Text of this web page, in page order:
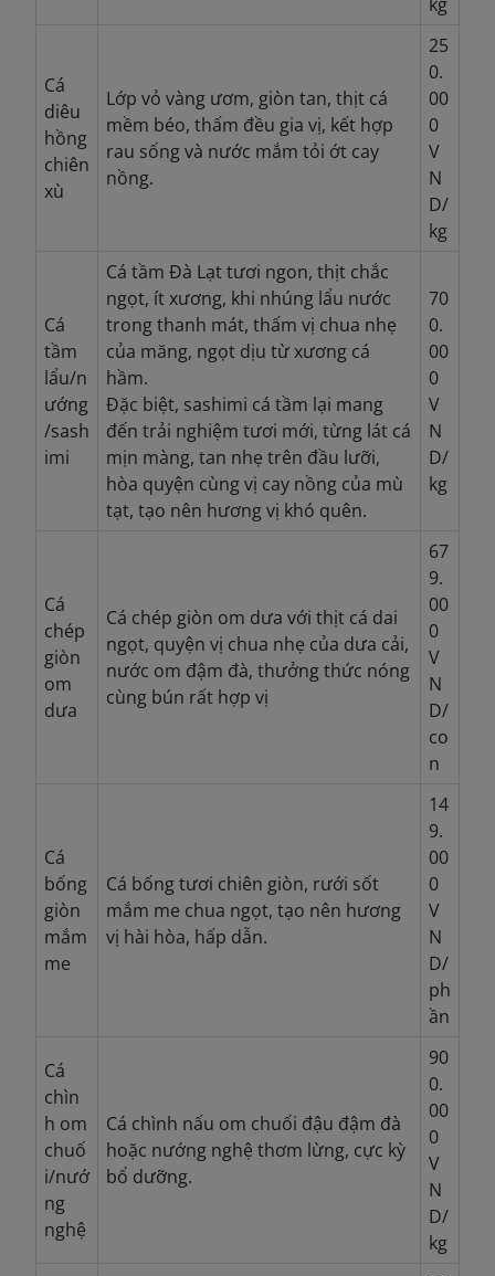
Cá
diêu
hồng
chiên
xù
Lớp vỏ vàng ươm, giòn tan, thịt cá
mềm béo, thấm đều gia vị, kết hợp
rau sống và nước mắm tỏi ớt cay
nồng.
25
0.
00
0
V
N
D/
kg
Cá
tầm
lẩu/n
ướng
/sash
imi
Cá tầm Đà Lạt tươi ngon, thịt chắc
ngọt, ít xương, khi nhúng lẩu nước
trong thanh mát, thấm vị chua nhẹ
của măng, ngọt dịu từ xương cá
hầm.
Đặc biệt, sashimi cá tầm lại mang
đến trải nghiệm tươi mới, từng lát cá
mịn màng, tan nhẹ trên đầu lưỡi,
hòa quyện cùng vị cay nồng của mù
tạt, tạo nên hương vị khó quên.
70
0.
00
0
V
N
D/
kg
Cá
chép
giòn
om
dưa
Cá chép giòn om dưa với thịt cá dai
ngọt, quyện vị chua nhẹ của dưa cải,
nước om đậm đà, thưởng thức nóng
cùng bún rất hợp vị
67
9.
00
0
V
N
D/
co
n
Cá
bống
giòn
mắm
me
Cá bống tươi chiên giòn, rưới sốt
mắm me chua ngọt, tạo nên hương
vị hài hòa, hấp dẫn.
14
9.
00
0
V
N
D/
ph
ần
Cá
chìn
h om
chuố
i/nướ
ng
nghệ
Cá chình nấu om chuối đậu đậm đà
hoặc nướng nghệ thơm lừng, cực kỳ
bổ dưỡng.
90
0.
00
0
V
N
D/
kg